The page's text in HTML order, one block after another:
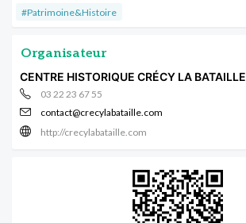
#Patrimoine&Histoire
Organisateur
CENTRE HISTORIQUE CRÉCY LA BATAILLE
03 22 23 67 55
contact@crecylabataille.com
http://crecylabataille.com